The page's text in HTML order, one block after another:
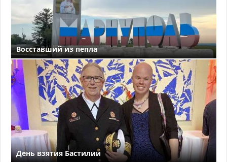
Восставший из пепла
День взятия Бастилии